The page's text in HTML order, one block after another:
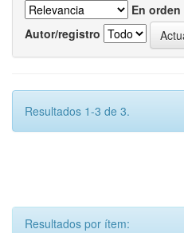
En orden
Autor/registro
Resultados 1-3 de 3.
Resultados por ítem: